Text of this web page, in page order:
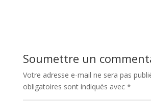
Soumettre un
Votre adresse e-mail ne sera pas
obligatoires sont indiqués avec *